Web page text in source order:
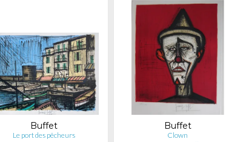
Buffet
Le port des pêcheurs
Buffet
Clown